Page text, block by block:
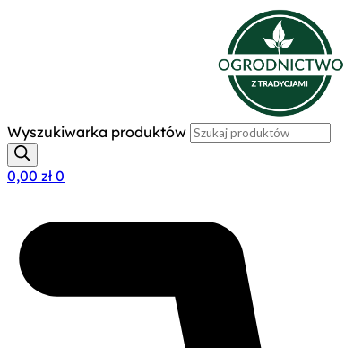
Wyszukiwarka produktów
0,00 zł 0